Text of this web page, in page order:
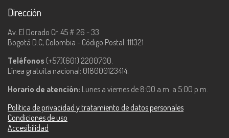
Dirección
Av. El Dorado Cr. 45 # 26 - 33
Bogotá D.C, Colombia - Código Postal: 111321
Teléfonos (+57)(601) 2200700.
Línea gratuita nacional: 018000123414.
Horario de atención: Lunes a viernes de 8:00 a.m. a 5:00 p.m.
Política de privacidad y tratamiento de datos personales
Condiciones de uso
Accesibilidad